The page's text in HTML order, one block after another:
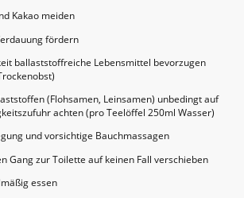
Kakao meiden
fördern
ballaststoffreiche Lebensmittel bevorzugen
(Flohsamen, Leinsamen) unbedingt auf
achten (pro Teelöffel 250ml Wasser)
und vorsichtige Bauchmassagen
Gang zur Toilette auf keinen Fall verschieben
essen